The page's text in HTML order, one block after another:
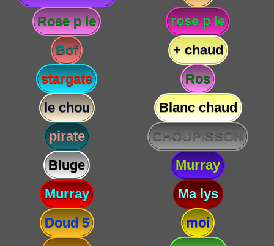
Rose p le
rose p le
Bof
+ chaud
stargate
Ros
le chou
Blanc chaud
pirate
CHOUPISSON
Bluge
Murray
Murray
Ma lys
Doud 5
moi